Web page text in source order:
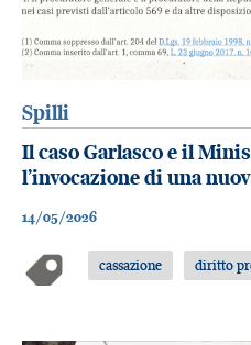
Spilli
Il caso Garlasco e il
l’invocazione di una
14/05/2026
cassazione diritto